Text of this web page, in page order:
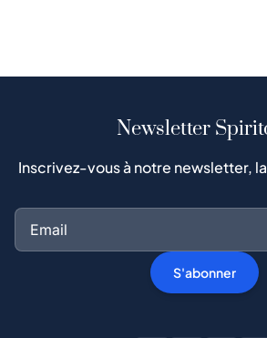
Newsletter
Inscrivez-vous à notre newsletter,
S'abonner